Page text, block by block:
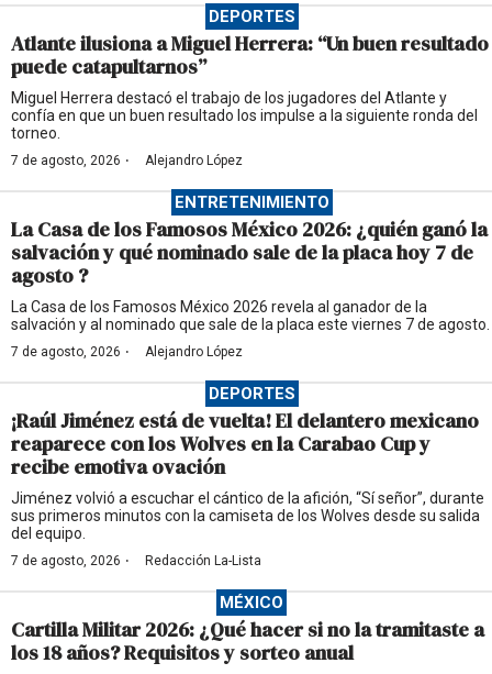
DEPORTES
Atlante ilusiona a Miguel Herrera: “Un buen resultado
puede catapultarnos”
Miguel Herrera destacó el trabajo de los jugadores del Atlante y
confía en que un buen resultado los impulse a la siguiente ronda del
torneo.
7 de agosto, 2026 · Alejandro López
ENTRETENIMIENTO
La Casa de los Famosos México 2026: ¿quién ganó la
salvación y qué nominado sale de la placa hoy 7 de
agosto ?
La Casa de los Famosos México 2026 revela al ganador de la
salvación y al nominado que sale de la placa este viernes 7 de agosto.
7 de agosto, 2026 · Alejandro López
DEPORTES
¡Raúl Jiménez está de vuelta! El delantero mexicano
reaparece con los Wolves en la Carabao Cup y
recibe emotiva ovación
Jiménez volvió a escuchar el cántico de la afición, “Sí señor”, durante
sus primeros minutos con la camiseta de los Wolves desde su salida
del equipo.
7 de agosto, 2026 · Redacción La-Lista
MÉXICO
Cartilla Militar 2026: ¿Qué hacer si no la tramitaste a
los 18 años? Requisitos y sorteo anual